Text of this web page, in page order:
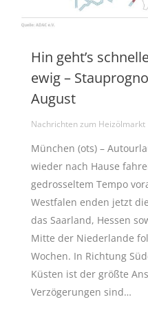
Hin geht’s
ewig –
August
Nachrichten zum Heizölmarkt
München (ots) –
wieder nach Hause
gedrosseltem Tempo
Westfalen enden jetzt
das Saarland, Hessen
Mitte der Niederlande
Wochen. In Richtung
Küsten ist der größte
Verzögerungen sind…